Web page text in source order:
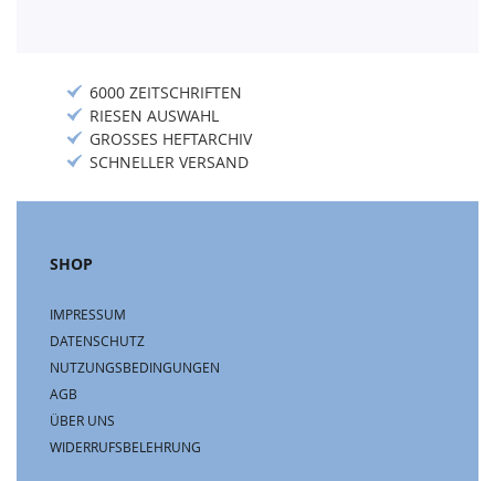
6000 ZEITSCHRIFTEN
RIESEN AUSWAHL
GROSSES HEFTARCHIV
SCHNELLER VERSAND
SHOP
IMPRESSUM
DATENSCHUTZ
NUTZUNGSBEDINGUNGEN
AGB
ÜBER UNS
WIDERRUFSBELEHRUNG